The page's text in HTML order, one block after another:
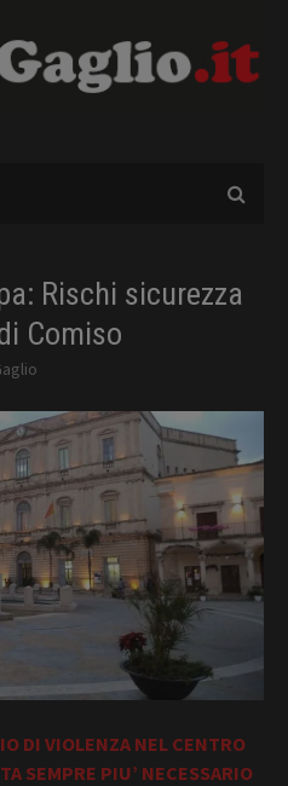
Rischi sicurezza
Comiso
DI VIOLENZA NEL CENTRO
SEMPRE PIU’ NECESSARIO